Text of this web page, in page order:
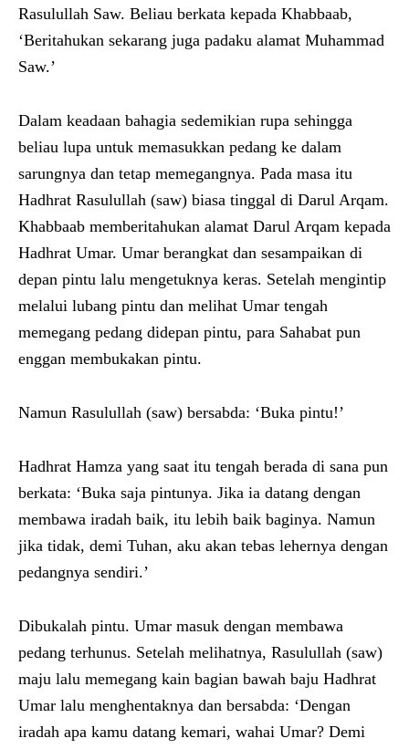
Rasulullah Saw. Beliau berkata kepada Khabbaab,
‘Beritahukan sekarang juga padaku alamat Muhammad
Saw.’
Dalam keadaan bahagia sedemikian rupa sehingga
beliau lupa untuk memasukkan pedang ke dalam
sarungnya dan tetap memegangnya. Pada masa itu
Hadhrat Rasulullah (saw) biasa tinggal di Darul Arqam.
Khabbaab memberitahukan alamat Darul Arqam kepada
Hadhrat Umar. Umar berangkat dan sesampaikan di
depan pintu lalu mengetuknya keras. Setelah mengintip
melalui lubang pintu dan melihat Umar tengah
memegang pedang didepan pintu, para Sahabat pun
enggan membukakan pintu.
Namun Rasulullah (saw) bersabda: ‘Buka pintu!’
Hadhrat Hamza yang saat itu tengah berada di sana pun
berkata: ‘Buka saja pintunya. Jika ia datang dengan
membawa iradah baik, itu lebih baik baginya. Namun
jika tidak, demi Tuhan, aku akan tebas lehernya dengan
pedangnya sendiri.’
Dibukalah pintu. Umar masuk dengan membawa
pedang terhunus. Setelah melihatnya, Rasulullah (saw)
maju lalu memegang kain bagian bawah baju Hadhrat
Umar lalu menghentaknya dan bersabda: ‘Dengan
iradah apa kamu datang kemari, wahai Umar? Demi